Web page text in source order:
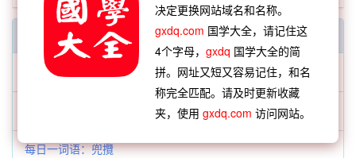
每日一字一词
每日一字：𪔘
每日一词语：兜攬
决定更换网站域名和名称。
gxdq.com 国学大全，请记住这
4个字母，gxdq 国学大全的简
拼。网址又短又容易记住，和名
称完全匹配。请及时更新收藏
夹，使用gxdq.com 访问网站。